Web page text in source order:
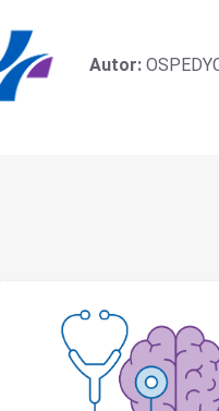
Autor: